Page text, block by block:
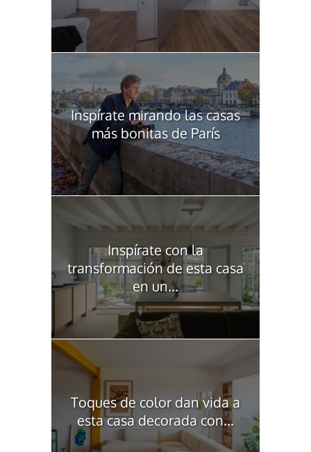
Inspírate mirando las casas
más bonitas de París
Inspírate con la
transformación de esta casa
en un...
Toques de color dan vida a
esta casa decorada con...